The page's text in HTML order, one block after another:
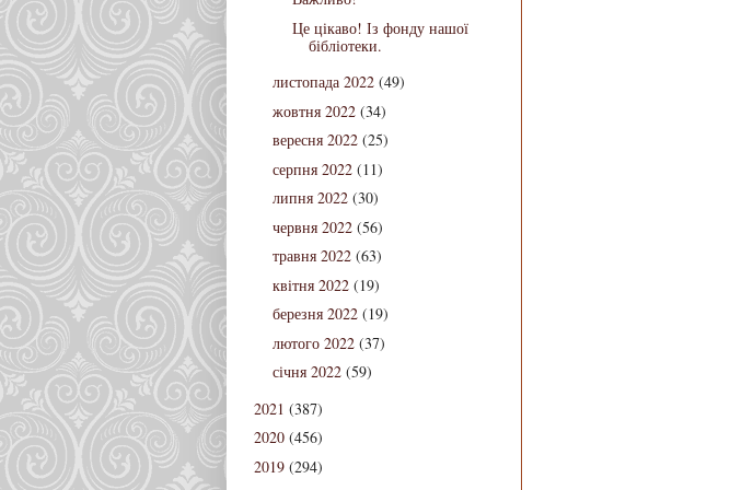
Це цікаво! Із фонду нашої
бібліотеки.
листопада 2022 (49)
жовтня 2022 (34)
вересня 2022 (25)
серпня 2022 (11)
липня 2022 (30)
червня 2022 (56)
травня 2022 (63)
квітня 2022 (19)
березня 2022 (19)
лютого 2022 (37)
січня 2022 (59)
2021 (387)
2020 (456)
2019 (294)